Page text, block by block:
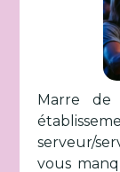
Marre
serveur/
vous